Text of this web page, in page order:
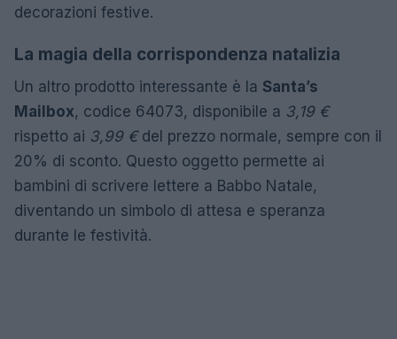
decorazioni festive.
La magia della corrispondenza natalizia
Un altro prodotto interessante è la Santa’s
Mailbox, codice 64073, disponibile a 3,19 €
rispetto ai 3,99 €del prezzo normale, sempre con il
20% di sconto. Questo oggetto permette ai
bambini di scrivere lettere a Babbo Natale,
diventando un simbolo di attesa e speranza
durante le festività.